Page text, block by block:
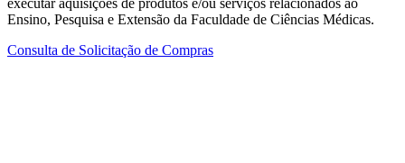
Ensino, Pesquisa e Extensão da Faculdade de Ciências Médicas.
Consulta de Solicitação de Compras